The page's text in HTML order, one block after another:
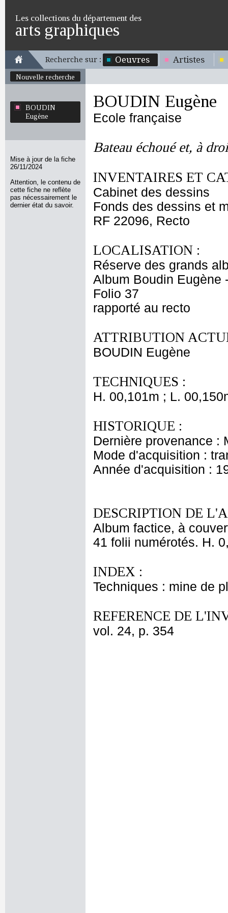
Les collections du département des
arts graphiques
Recherche sur : Oeuvres Artistes
Nouvelle recherche
BOUDIN
Eugène
Mise à jour de la fiche
26/11/2024
Attention, le contenu de
cette fiche ne reflète
pas nécessairement le
dernier état du savoir.
BOUDIN Eugène
Ecole française
Bateau échoué et, à
INVENTAIRES ET
Cabinet des dessins
Fonds des dessins et
RF 22096, Recto
LOCALISATION :
Réserve des grands
Album Boudin Eugène
Folio 37
rapporté au recto
ATTRIBUTION
BOUDIN Eugène
TECHNIQUES :
H. 00,101m ; L.
HISTORIQUE :
Dernière provenance :
Mode d'acquisition :
Année d'acquisition :
DESCRIPTION DE
Album factice, à
41 folii numérotés. H.
INDEX :
Techniques : mine de
REFERENCE DE
vol. 24, p. 354